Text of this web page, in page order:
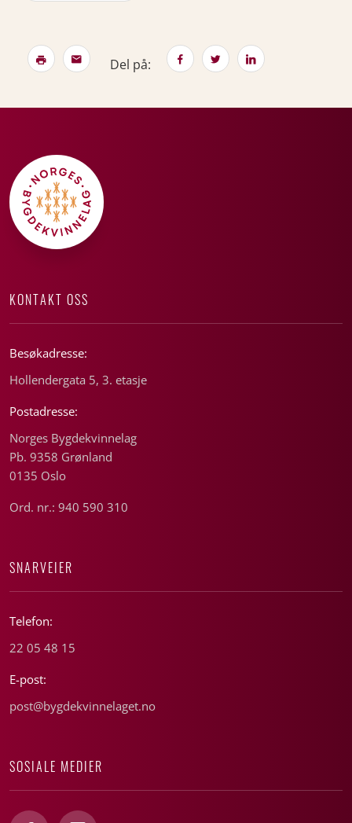
Del på:
KONTAKT OSS
Besøkadresse:
Hollendergata 5, 3. etasje
Postadresse:
Norges Bygdekvinnelag
Pb. 9358 Grønland
0135 Oslo
Ord. nr.: 940 590 310
SNARVEIER
Telefon:
22 05 48 15
E-post:
post@bygdekvinnelaget.no
SOSIALE MEDIER